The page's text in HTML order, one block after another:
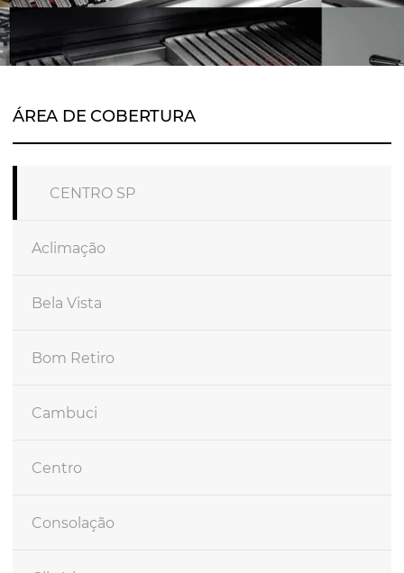
ÁREA DE COBERTURA
CENTRO SP
Aclimação
Bela Vista
Bom Retiro
Cambuci
Centro
Consolação